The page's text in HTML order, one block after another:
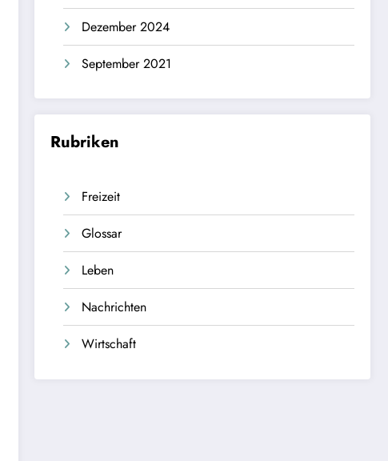
Dezember 2024
September 2021
Rubriken
Freizeit
Glossar
Leben
Nachrichten
Wirtschaft